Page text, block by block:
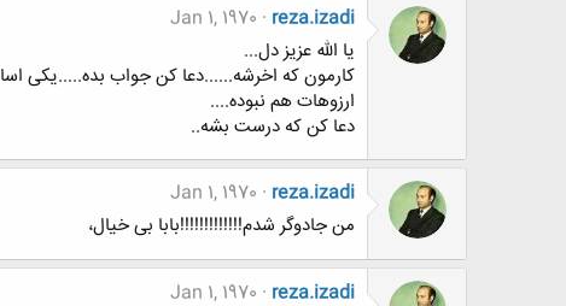
reza.izadi
Jan 1, 1970
یا الله عزیز دل...
کارمون که اخرشه......دعا کن جواب بده.....یکی
ارزوهات هم نبوده....
دعا کن که درست بشه..
reza.izadi
Jan 1, 1970
من جادوگر شدم!!!!!!!!!!!!!بابا بی خیال،
reza.izadi
Jan 1, 1970